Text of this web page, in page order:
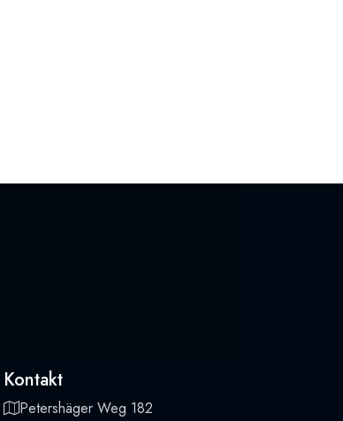
Kontakt
Petershäger Weg 182